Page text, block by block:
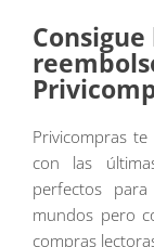
Privicompras
con las
perfectos
mundos pero
compras